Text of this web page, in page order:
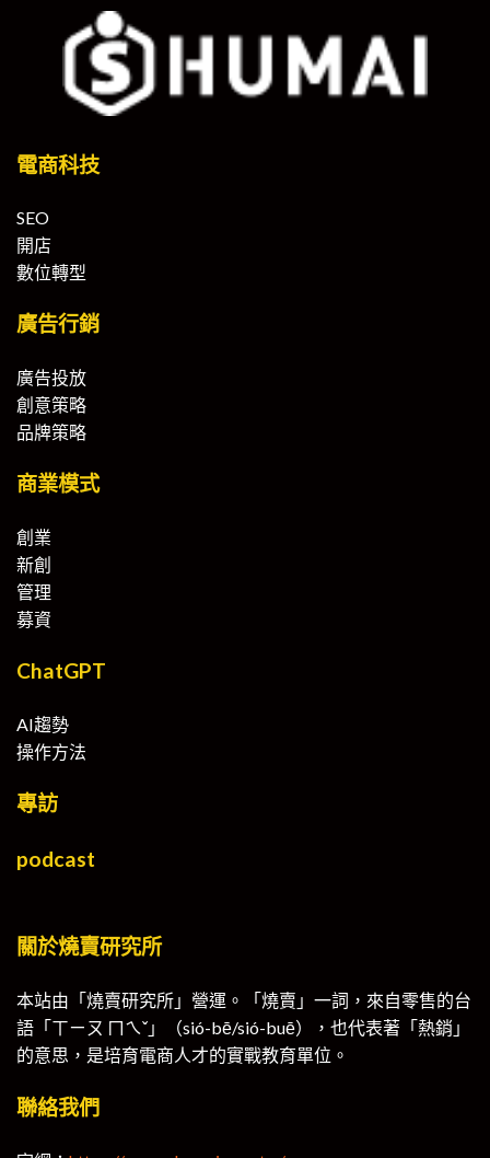
電商科技
SEO
開店
數位轉型
廣告行銷
廣告投放
創意策略
品牌策略
商業模式
創業
新創
管理
募資
ChatGPT
AI趨勢
操作方法
專訪
podcast
關於燒賣研究所
本站由「燒賣研究所」營運。「燒賣」一詞，來自零售的台
語「ㄒㄧㄡ ㄇㄟˇ」（sió-bē/sió-buē），也代表著「熱銷」
的意思，是培育電商人才的實戰教育單位。
聯絡我們